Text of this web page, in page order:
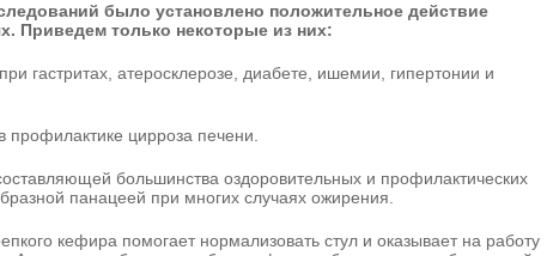
было установлено положительное действие
Приведем только некоторые из них:
гастритах, атеросклерозе, диабете, ишемии, гипертонии и
профилактике цирроза печени.
большинства оздоровительных и профилактических
панацеей при многих случаях ожирения.
кефира помогает нормализовать стул и оказывает на работу